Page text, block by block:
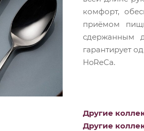
комфорт,
приёмом
сдержанным
гарантирует
HoReCa.
Другие
Другие